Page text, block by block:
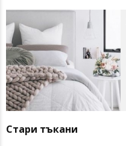
Стари тъкани